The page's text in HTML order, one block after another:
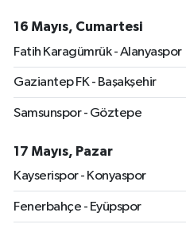
16 Mayıs, Cumartesi
Fatih Karagümrük - Alanyaspor
Gaziantep FK - Başakşehir
Samsunspor - Göztepe
17 Mayıs, Pazar
Kayserispor - Konyaspor
Fenerbahçe - Eyüpspor